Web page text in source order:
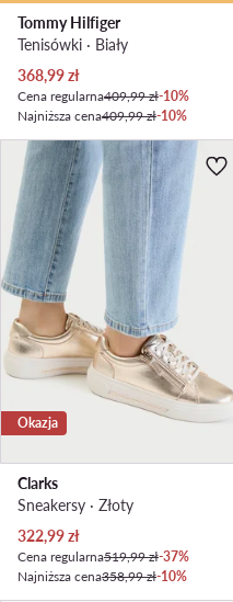
Tommy Hilfiger
Tenisówki · Biały
Aktualna cena
368,99zł
Cena regularna409,99 zł-10%
Najniższa cena409,99 zł-10%
Okazja
Clarks
Sneakersy · Złoty
Aktualna cena
322,99zł
Cena regularna519,99 zł-37%
Najniższa cena358,99 zł-10%